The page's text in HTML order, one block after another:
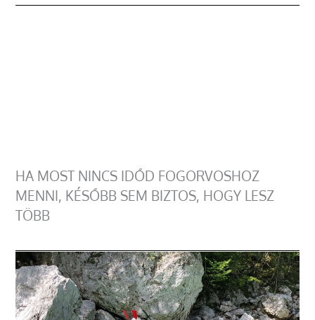
HA MOST NINCS IDŐD FOGORVOSHOZ
MENNI, KÉSŐBB SEM BIZTOS, HOGY LESZ
TÖBB